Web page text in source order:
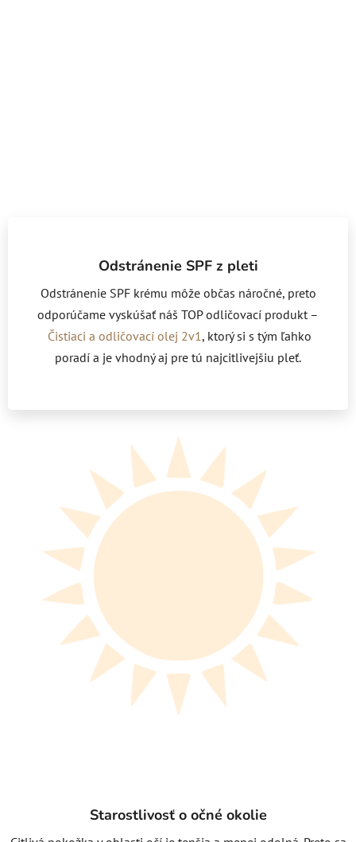
Odstránenie SPF z pleti
Odstránenie SPF krému môže občas náročné, preto
odporúčame vyskúšať náš TOP odličovací produkt –
Čistiaci a odličovací olej 2v1 , ktorý si s tým ľahko
poradí a je vhodný aj pre tú najcitlivejšiu pleť.
Starostlivosť o očné okolie